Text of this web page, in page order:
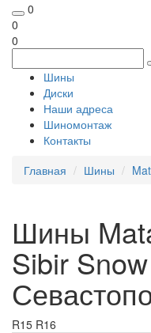
0
0
0
Шины
Диски
Наши адреса
Шиномонтаж
Контакты
Главная
Шины
Шины
Sibir
R15 R16